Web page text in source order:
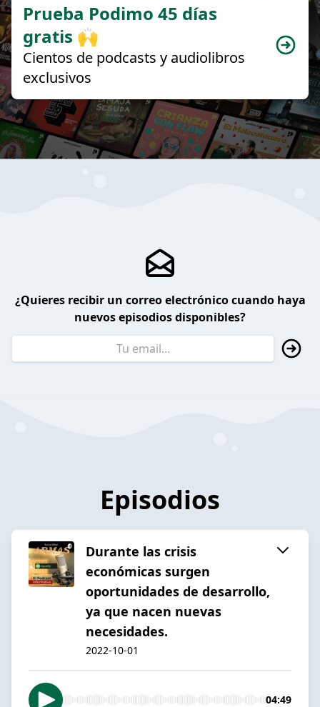
Prueba Podimo 45 días
gratis 🙌
Cientos de podcasts y audiolibros
exclusivos
¿Quieres recibir un correo electrónico cuando haya
nuevos episodios disponibles?
Episodios
Durante las crisis
económicas surgen
oportunidades de desarrollo,
ya que nacen nuevas
necesidades.
2022-10-01
04:49